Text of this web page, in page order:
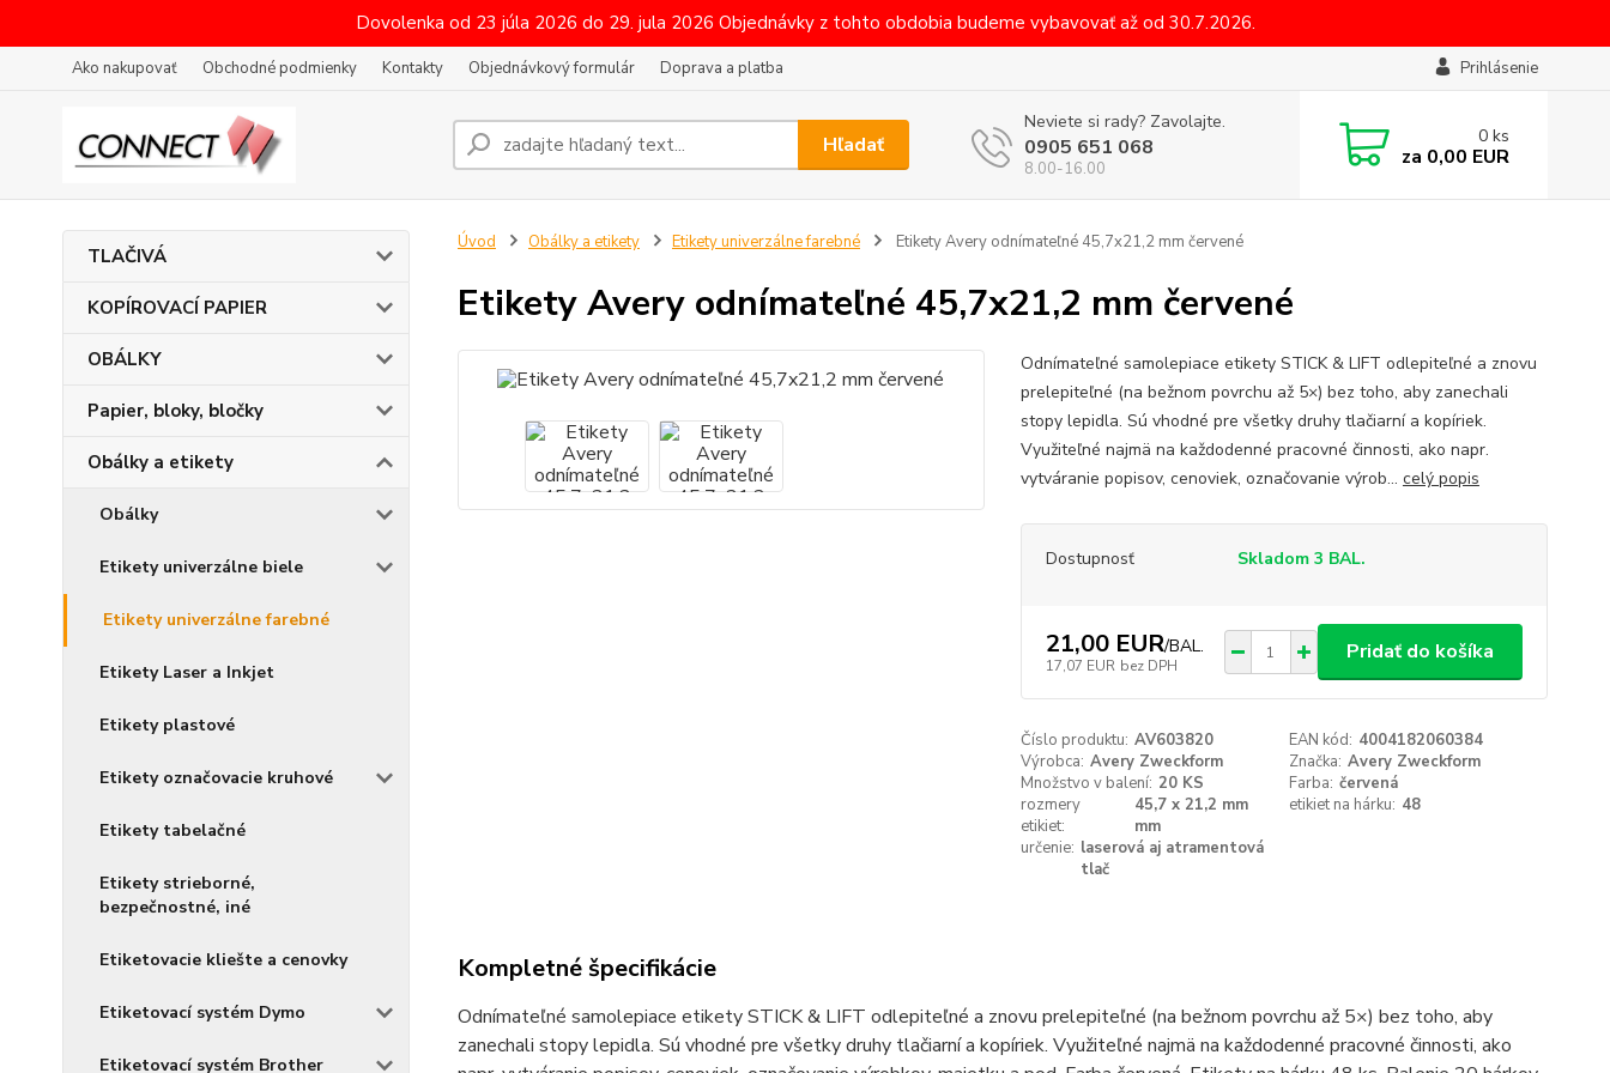
Dovolenka od 23 júla 2026 do 29. jula 2026 Objednávky z tohto obdobia budeme vybavovať až od 30.7.2026.
Ako nakupovať Obchodné podmienky Kontakty Objednávkový formulár Doprava a platba Prihlásenie
Hľadať
Neviete si rady? Zavolajte.
0905 651 068
8.00-16.00
0 ks
za 0,00 EUR
TLAČIVÁ
KOPÍROVACÍ PAPIER
OBÁLKY
Papier, bloky, bločky
Obálky a etikety
Obálky
Etikety univerzálne biele
Etikety univerzálne farebné
Etikety Laser a Inkjet
Etikety plastové
Etikety označovacie kruhové
Etikety tabelačné
Etikety strieborné,
bezpečnostné, iné
Etiketovacie kliešte a cenovky
Etiketovací systém Dymo
Etiketovací systém Brother
Úvod Obálky a etikety Etikety univerzálne farebné Etikety Avery odnímateľné 45,7x21,2 mm červené
Etikety Avery odnímateľné 45,7x21,2 mm červené
Odnímateľné samolepiace etikety STICK & LIFT odlepiteľné a znovu
prelepiteľné (na bežnom povrchu až 5×) bez toho, aby zanechali
stopy lepidla. Sú vhodné pre všetky druhy tlačiarní a kopíriek.
Využiteľné najmä na každodenné pracovné činnosti, ako napr.
vytváranie popisov, cenoviek, označovanie výrob... celý popis
Dostupnosť Skladom 3 BAL.
21,00 EUR/BAL.
17,07 EUR bez DPH
Pridať do košíka
Číslo produktu: AV603820 EAN kód: 4004182060384
Výrobca: Avery Zweckform Značka: Avery Zweckform
Množstvo v balení: 20 KS Farba: červená
rozmery
etikiet:
45,7 x 21,2 mm
mm
etikiet na hárku: 48
určenie: laserová aj atramentová
tlač
Kompletné špecifikácie
Odnímateľné samolepiace etikety STICK & LIFT odlepiteľné a znovu prelepiteľné (na bežnom povrchu až 5×) bez toho, aby
zanechali stopy lepidla. Sú vhodné pre všetky druhy tlačiarní a kopíriek. Využiteľné najmä na každodenné pracovné činnosti, ako